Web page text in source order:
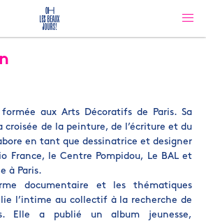
aux Arts Décoratifs de Paris. Sa
croisée de la peinture, de l’écriture et du
en tant que dessinatrice et designer
France, le Centre Pompidou, Le BAL et
à Paris.
documentaire et les thématiques
l’intime au collectif à la recherche de
Elle a publié un album jeunesse,